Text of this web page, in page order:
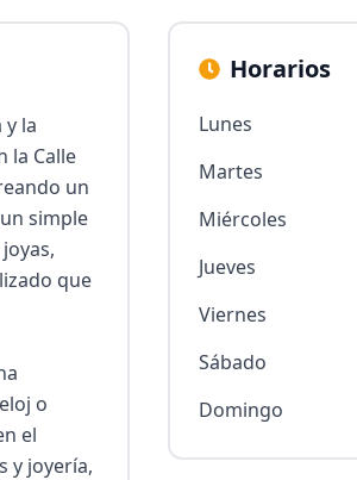
la
la Calle
un
simple
que
o
el
y joyería,
Horarios
Lunes
Martes
Miércoles
Jueves
Viernes
Sábado
Domingo